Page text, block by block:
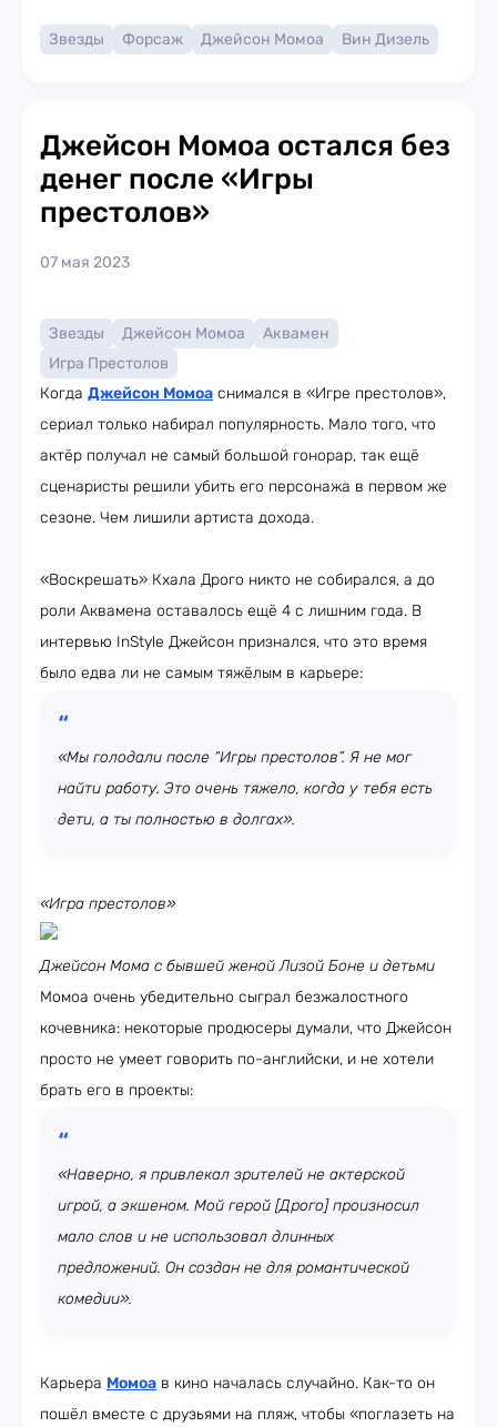
Звезды Форсаж Джейсон Момоа Вин Дизель
Джейсон Момоа остался без
денег после «Игры
престолов»
07 мая 2023
Звезды Джейсон Момоа
Аквамен
Игра Престолов
Когда Джейсон Момоа снимался в «Игре престолов»,
сериал только набирал популярность. Мало того, что
актёр получал не самый большой гонорар, так ещё
сценаристы решили убить его персонажа в первом же
сезоне. Чем лишили артиста дохода.
«Воскрешать» Кхала Дрого никто не собирался, а до
роли Аквамена оставалось ещё 4 с лишним года. В
интервью InStyle Джейсон признался, что это время
было едва ли не самым тяжёлым в карьере:
«Мы голодали после “Игры престолов”. Я не мог
найти работу. Это очень тяжело, когда у тебя есть
дети, а ты полностью в долгах».
«Игра престолов»
Джейсон Мома с бывшей женой Лизой Боне и детьми
Момоа очень убедительно сыграл безжалостного
кочевника: некоторые продюсеры думали, что Джейсон
просто не умеет говорить по-английски, и не хотели
брать его в проекты:
«Наверно, я привлекал зрителей не актерской
игрой, а экшеном. Мой герой [Дрого] произносил
мало слов и не использовал длинных
предложений. Он создан не для романтической
комедии».
Карьера Момоа в кино началась случайно. Как-то он
пошёл вместе с друзьями на пляж, чтобы «поглазеть на